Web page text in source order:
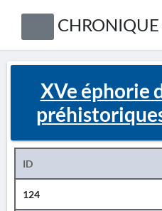
XVe éphorie
ID
124